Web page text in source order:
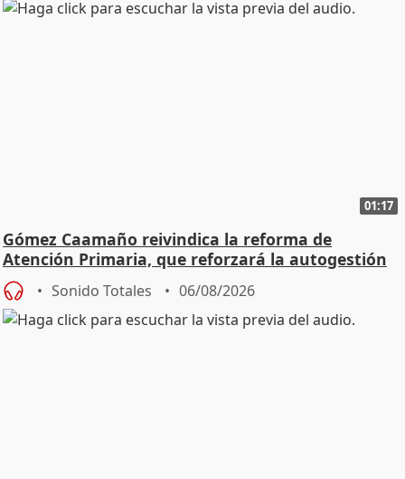
01:17
Gómez Caamaño reivindica la reforma de
Atención Primaria, que reforzará la autogestión
Sonido Totales 06/08/2026